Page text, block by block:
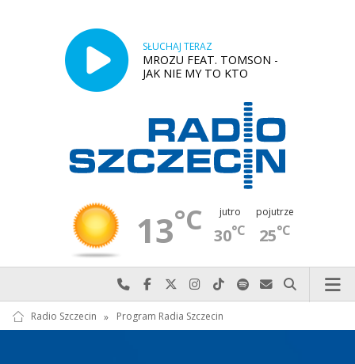
SŁUCHAJ TERAZ
MROZU FEAT. TOMSON -
JAK NIE MY TO KTO
13°C jutro
30°C
pojutrze
25°C
Najlepiej po prostu do nas zadzwoń
Odwiedź nas na Facebook-u
Odwiedź nas na X
Odwiedź nas na Instagram-ie
Odwiedź nas na TikTok-u
Szukaj nas na Spotify
Wyślij do nas
Szukaj
Radio Szczecin » Program Radia Szczecin